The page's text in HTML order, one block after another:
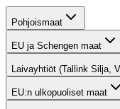
Pohjoismaat
EU ja Schengen maat
Laivayhtiöt (Tallink Silja,
EU:n ulkopuoliset maat